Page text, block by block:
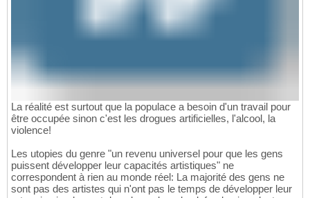
La réalité est surtout que la populace a besoin d'un travail pour
être occupée sinon c'est les drogues artificielles, l'alcool, la
violence!
Les utopies du genre "un revenu universel pour que les gens
puissent développer leur capacités artistiques" ne
correspondent à rien au monde réel: La majorité des gens ne
sont pas des artistes qui n'ont pas le temps de développer leur